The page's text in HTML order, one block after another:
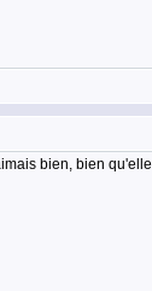
bien, bien